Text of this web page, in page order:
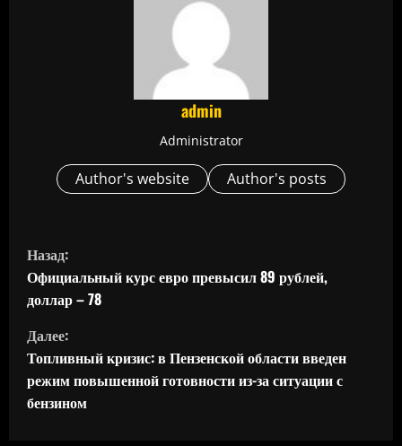
admin
Administrator
Author's website Author's posts
П
р
о
д
о
Назад:
Официальный курс евро превысил 89 рублей,
доллар – 78
Далее:
Топливный кризис: в Пензенской области введен
режим повышенной готовности из-за ситуации с
бензином